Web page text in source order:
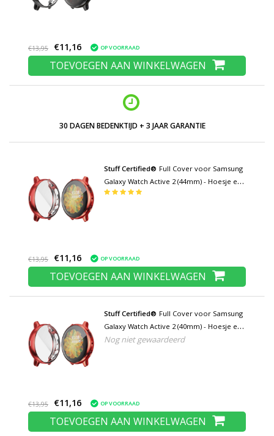
€13,95 €11,16 OP VOORRAAD
TOEVOEGEN AAN WINKELWAGEN
LAGE PRIJZEN EN RUIM ASSORTIMENT
Stuff Certified® Full Cover voor Samsung
Galaxy Watch Active 2 (44mm) - Hoesje en
Screen Protector - TPU Hard Case Rood
€13,95 €11,16 OP VOORRAAD
TOEVOEGEN AAN WINKELWAGEN
Stuff Certified® Full Cover voor Samsung
Galaxy Watch Active 2 (40mm) - Hoesje en
Screen Protector - TPU Hard Case Rood
Nog niet gewaardeerd
€13,95 €11,16 OP VOORRAAD
TOEVOEGEN AAN WINKELWAGEN